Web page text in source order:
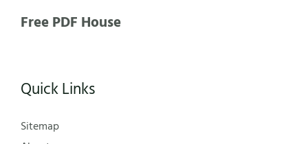
Free PDF House
Quick Links
Sitemap